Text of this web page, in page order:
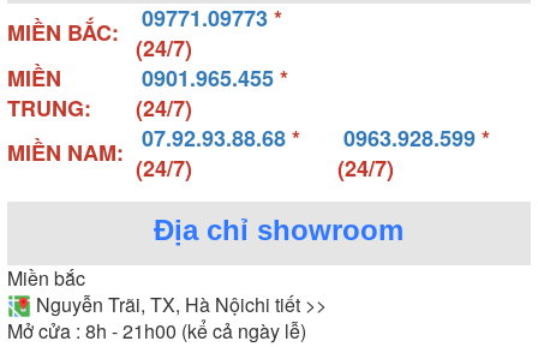
MIỀN BẮC: 09771.09773*
(24/7)
MIỀN
TRUNG:
0901.965.455*
(24/7)
MIỀN NAM:
07.92.93.88.68*
(24/7)
0963.928.599*
(24/7)
Địa chỉ showroom
Miền bắc
Nguyễn Trãi, TX, Hà Nộichi tiết >>
Mở cửa : 8h - 21h00 (kể cả ngày lễ)